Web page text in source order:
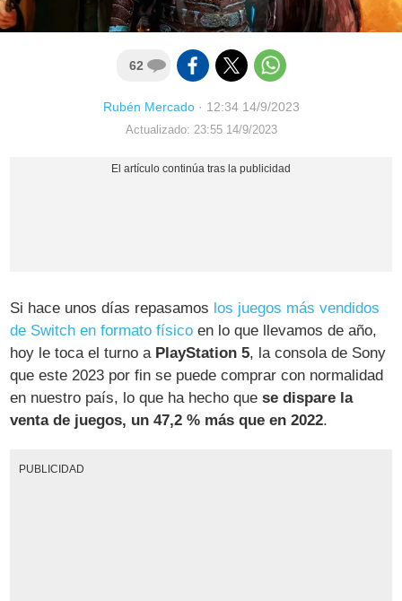
62
Rubén Mercado· 12:34 14/9/2023
Actualizado: 23:55 14/9/2023
Si hace unos días repasamos los juegos más vendidos
de Switch en formato físico en lo que llevamos de año,
hoy le toca el turno a PlayStation 5, la consola de Sony
que este 2023 por fin se puede comprar con normalidad
en nuestro país, lo que ha hecho quese dispare la
venta de juegos, un 47,2 % más que en 2022.
PUBLICIDAD